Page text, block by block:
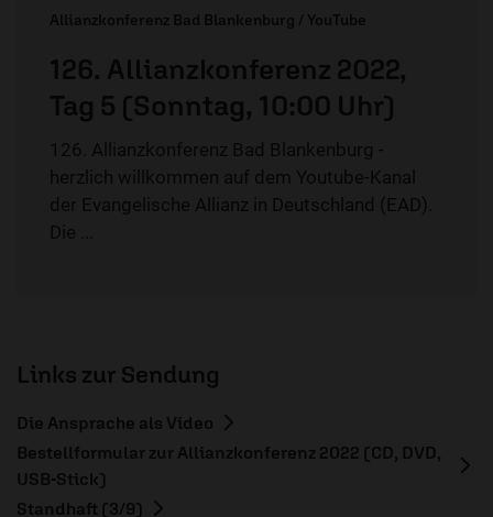
Allianzkonferenz Bad Blankenburg / YouTube
126. Allianzkonferenz 2022,
Tag 5 (Sonntag, 10:00 Uhr)
126. Allianzkonferenz Bad Blankenburg -
herzlich willkommen auf dem Youtube-Kanal
der Evangelische Allianz in Deutschland (EAD).
Die ...
Links zur Sendung
Die Ansprache als Video
Bestellformular zur Allianzkonferenz 2022 (CD, DVD,
USB-Stick)
Standhaft (3/9)